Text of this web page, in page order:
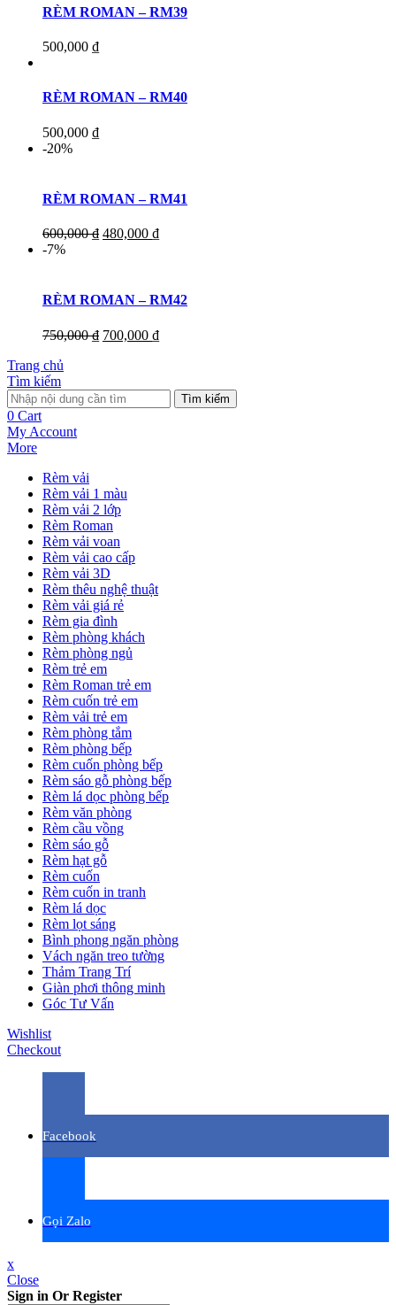
RÈM ROMAN – RM39
500,000 ₫
RÈM ROMAN – RM40
500,000 ₫
-20%
RÈM ROMAN – RM41
600,000₫ 480,000 ₫
-7%
RÈM ROMAN – RM42
750,000₫ 700,000 ₫
Trang chủ
Tìm kiếm
Tìm kiếm
0 Cart
My Account
More
Rèm vải
Rèm vải 1 màu
Rèm vải 2 lớp
Rèm Roman
Rèm vải voan
Rèm vải cao cấp
Rèm vải 3D
Rèm thêu nghệ thuật
Rèm vải giá rẻ
Rèm gia đình
Rèm phòng khách
Rèm phòng ngủ
Rèm trẻ em
Rèm Roman trẻ em
Rèm cuốn trẻ em
Rèm vải trẻ em
Rèm phòng tắm
Rèm phòng bếp
Rèm cuốn phòng bếp
Rèm sáo gỗ phòng bếp
Rèm lá dọc phòng bếp
Rèm văn phòng
Rèm cầu vồng
Rèm sáo gỗ
Rèm hạt gỗ
Rèm cuốn
Rèm cuốn in tranh
Rèm lá dọc
Rèm lọt sáng
Bình phong ngăn phòng
Vách ngăn treo tường
Thảm Trang Trí
Giàn phơi thông minh
Góc Tư Vấn
Wishlist
Checkout
Facebook
Gọi Zalo
x
Close
Sign in Or Register